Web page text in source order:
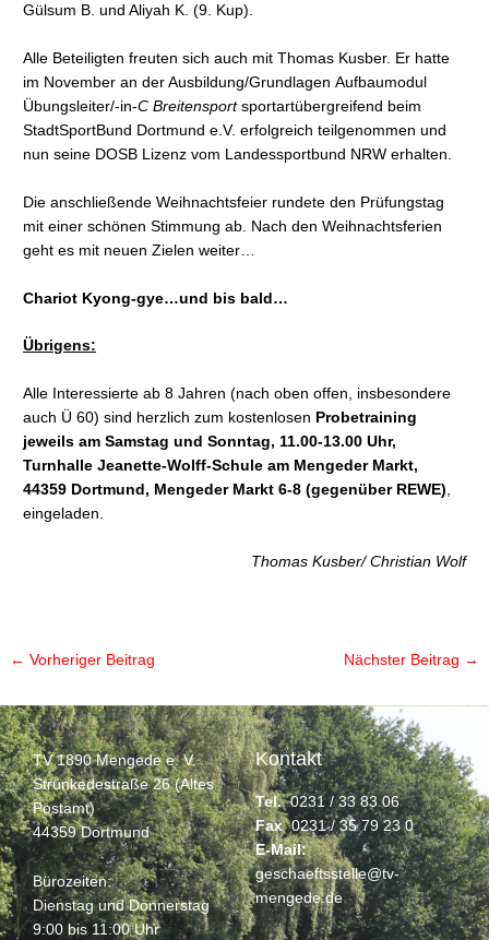
Gülsum B. und Aliyah K. (9. Kup).
Alle Beteiligten freuten sich auch mit Thomas Kusber. Er hatte
im November an der Ausbildung/Grundlagen Aufbaumodul
Übungsleiter/-in-C Breitensportsportartübergreifend beim
StadtSportBund Dortmund e.V. erfolgreich teilgenommen und
nun seine DOSB Lizenz vom Landessportbund NRW erhalten.
Die anschließende Weihnachtsfeier rundete den Prüfungstag
mit einer schönen Stimmung ab. Nach den Weihnachtsferien
geht es mit neuen Zielen weiter…
Chariot Kyong-gye…und bis bald…
Übrigens:
Alle Interessierte ab 8 Jahren (nach oben offen, insbesondere
auch Ü 60) sind herzlich zum kostenlosen Probetraining
jeweils am Samstag und Sonntag, 11.00-13.00 Uhr,
TurnhalleJeanette-Wolff-Schule am Mengeder Markt,
44359 Dortmund, Mengeder Markt 6-8 (gegenüber REWE),
eingeladen.
Thomas Kusber/ Christian Wolf
← Vorheriger Beitrag Nächster Beitrag →
TV 1890 Mengede e. V.
Strünkedestraße 26 (Altes
Postamt)
44359 Dortmund
Bürozeiten:
Dienstag und Donnerstag
9:00 bis 11:00 Uhr
Kontakt
Tel.0231 / 33 83 06
Fax0231 / 35 79 23 0
E-Mail:
geschaeftsstelle@tv-
mengede.de